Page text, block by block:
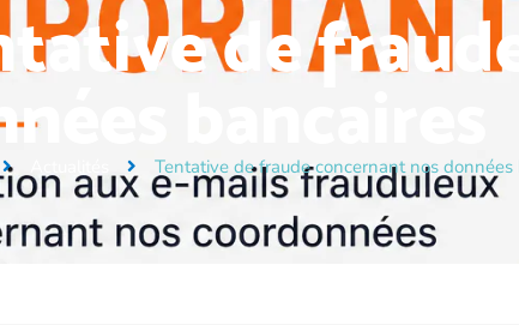
de
bancaires
Tentative de fraude concernant nos données